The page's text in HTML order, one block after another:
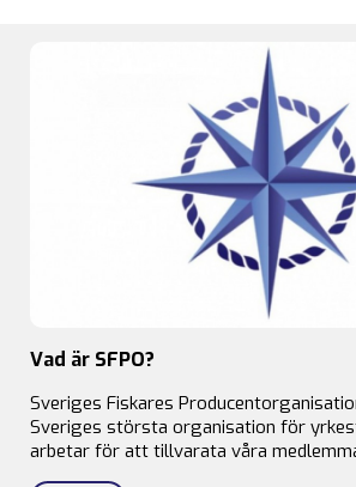
Vad är SFPO?
Sveriges Fiskares
Sveriges största organisation för
arbetar för att tillvarata våra